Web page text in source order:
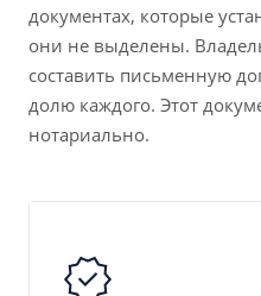
документах, которые
они не выделены.
составить письменную
долю каждого. Этот
нотариально.